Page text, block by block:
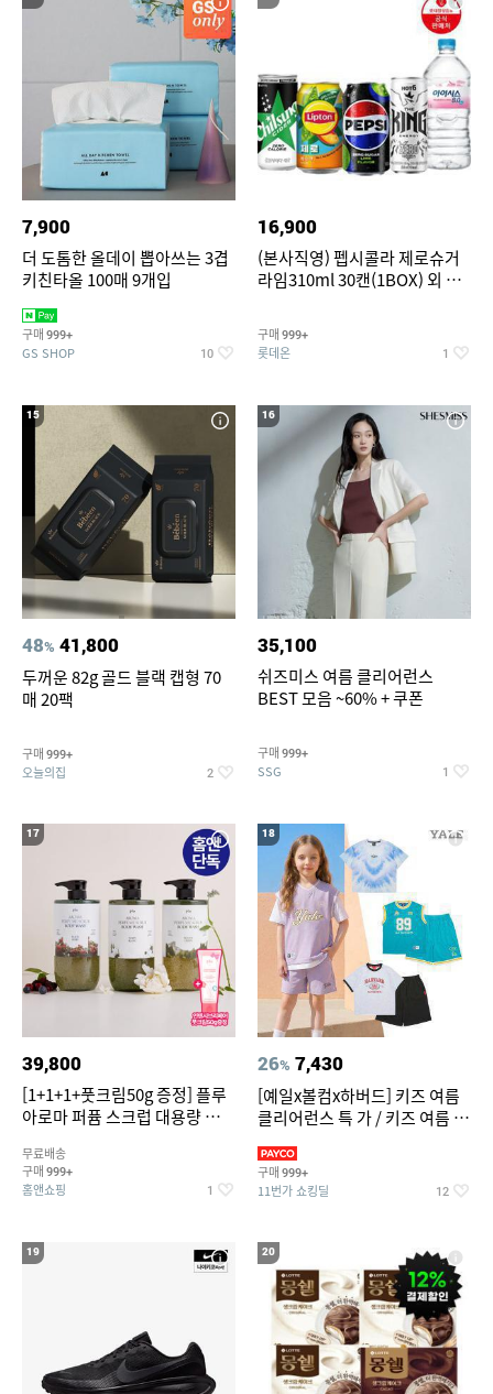
7,900
더 도톰한 올데이 뽑아쓰는 3겹
키친타올 100매 9개입
구매 999+
GS SHOP 10
16,900
(본사직영) 펩시콜라 제로슈거
라임310ml 30캔(1BOX) 외 롯
구매 999+
롯데온 1
15
48% 41,800
두꺼운 82g 골드 블랙 캡형 70
매 20팩
구매 999+
오늘의집 2
16
35,100
쉬즈미스 여름 클리어런스
BEST 모음 ~60% + 쿠폰
구매 999+
SSG 1
17
39,800
[1+1+1+풋크림50g 증정] 플루
아로마 퍼퓸 스크럽 대용량 바디
무료배송
구매 999+
홈앤쇼핑 1
18
26% 7,430
[예일x볼컴x하버드] 키즈 여름
클리어런스 특 가 / 키즈 여름 수
구매 999+
11번가 쇼킹딜 12
19 20